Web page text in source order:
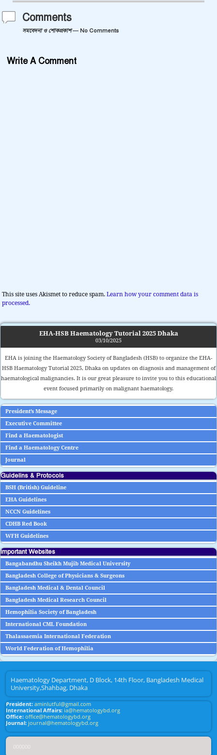
Comments
সমবেদনা ও শোকপ্রকাশ— No Comments
Write A Comment
This site uses Akismet to reduce spam.Learn how your comment data is
processed.
EHA-HSB Haematology Tutorial 2025 Dhaka
03/10/2025
EHA is joining the Haematology Society of Bangladesh (HSB) to organize the EHA-
HSB Haematology Tutorial 2025, Dhaka on updates on diagnosis and management of
haematological malignancies. It is our great pleasure to invite you to this educational
event focused primarily on malignant haematology.
President’s Message
Executive Committee
Find a Haematologist
Find a Haematology Centre
Journal
Guidelins & Protocols
BSH (British) Guideline
EHA Guidelines
NCCN Guidelines
CDHB Red Book
WFH Guidelines
Important Websites
Bangabandhu Sheikh Mujib Medical University
Bangladesh College of Physicians & Surgeons
Bangladesh Medical & Dental Council
Bangladesh Medical Research Council
Hemophilia Society of Bangladesh
International CML Foundation
Thalassaemia International Federation
World Federation of Hemophilia
Haematology Department, D Block, 14th Floor, Bangladesh Medical
University,Shahbag, Dhaka
President: aminlutful@gmail.com
International Affairs: ia@hematologybd.org
Office: office@hematologybd.org
Journal: journal@hematologybd.org